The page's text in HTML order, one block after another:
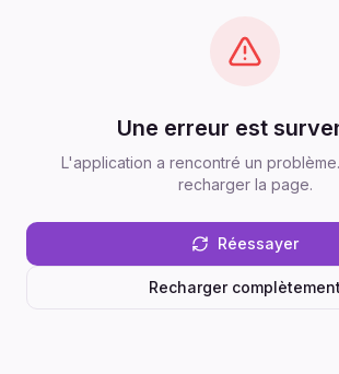
Une erreur est
L'application a rencontré un
recharger la page.
Réessayer
Recharger complètement